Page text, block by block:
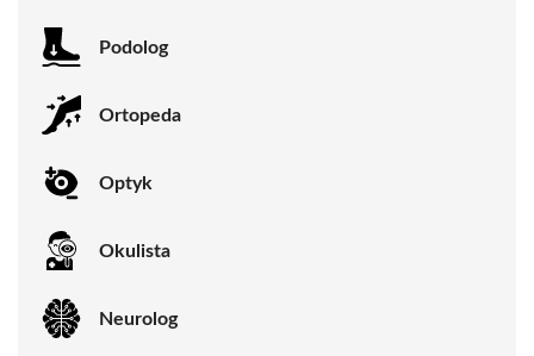
Podolog
Ortopeda
Optyk
Okulista
Neurolog